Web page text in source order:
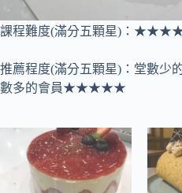
課程難度(滿分五顆星)：
推薦程度(滿分五顆星)：堂數
數多的會員★★★★★